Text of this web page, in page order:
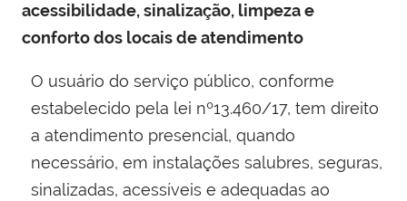
acessibilidade, sinalização, limpeza e
conforto dos locais de atendimento
O usuário do serviço público, conforme
estabelecido pela lei nº13.460/17, tem direito
a atendimento presencial, quando
necessário, em instalações salubres, seguras,
sinalizadas, acessíveis e adequadas ao